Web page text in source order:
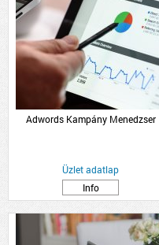
Adwords Kampány Menedzser
Üzlet adatlap
Info